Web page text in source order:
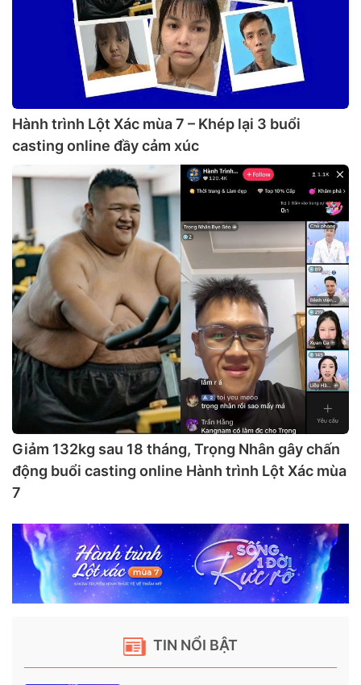
TIN NỔI BẬT
Hành trình Lột Xác mùa 7 – Khép lại 3 buổi
casting online đầy cảm xúc
Giảm 132kg sau 18 tháng, Trọng Nhân gây chấn
động buổi casting online Hành trình Lột Xác mùa
7